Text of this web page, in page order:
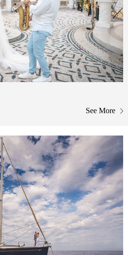
See More